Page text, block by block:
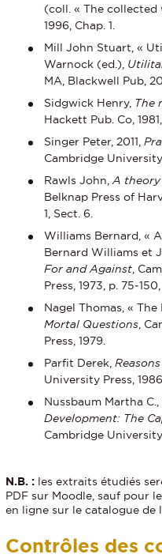
(coll. « The collected
1996, Chap. 1.
Mill John Stuart, «
Warnock (ed.),
MA, Blackwell Pub,
Sidgwick Henry, The
Hackett Pub. Co,
Singer Peter, 2011,
Cambridge University
Rawls John,A
Belknap Press of
1, Sect. 6.
Williams Bernard, «
Bernard Williams et
For and Against,
Press, 1973, p.
Nagel Thomas, «
Mortal Questions,
Press, 1979.
Parfit Derek,
University Press,
Nussbaum Martha
Development: The
Cambridge University
N.B. : les extraits étudiés
PDF sur Moodle, sauf pour
en ligne sur le catalogue de
Contrôles des